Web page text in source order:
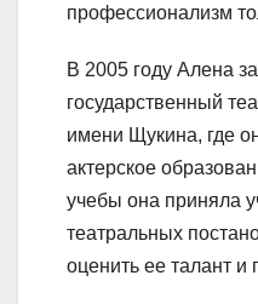
профессионализм
В 2005 году Алена
государственный
имени Щукина, где
актерское
учебы она приняла
театральных
оценить ее талант и